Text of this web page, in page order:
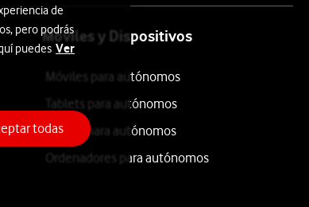
Móviles y Dispositivos
Móviles para autónomos
Tablets para autónomos
iPhone para autónomos
Ordenadores para autónomos
de
pero podrás
puedes Ver
todas